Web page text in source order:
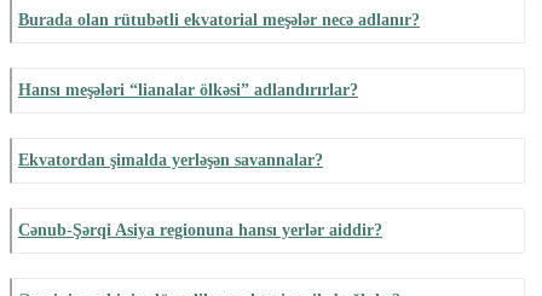
Burada olan rütubətli ekvatorial meşələr necə adlanır?
Hansı meşələri “lianalar ölkəsi” adlandırırlar?
Ekvatordan şimalda yerləşən savannalar?
Cənub-Şərqi Asiya regionuna hansı yerlər aiddir?